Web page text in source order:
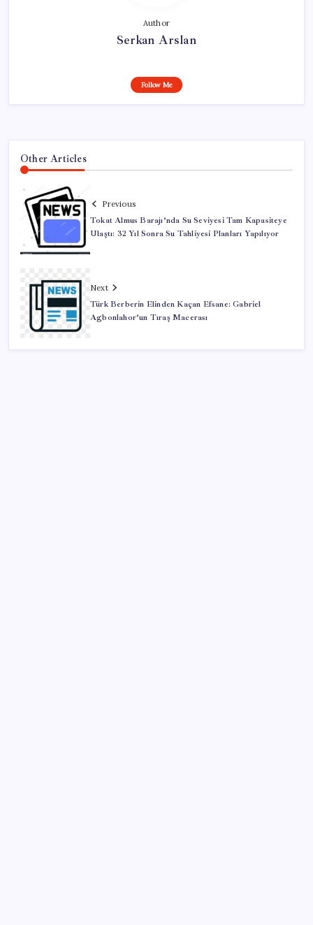
Author
Serkan Arslan
Follow Me
Other Articles
Previous
Tokat Almus Barajı’nda Su Seviyesi Tam Kapasiteye
Ulaştı: 32 Yıl Sonra Su Tahliyesi Planları Yapılıyor
Next
Türk Berberin Elinden Kaçan Efsane: Gabriel
Agbonlahor’un Tıraş Macerası